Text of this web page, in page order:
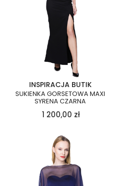
INSPIRACJA BUTIK
SUKIENKA GORSETOWA MAXI
SYRENA CZARNA
1 200,00 zł